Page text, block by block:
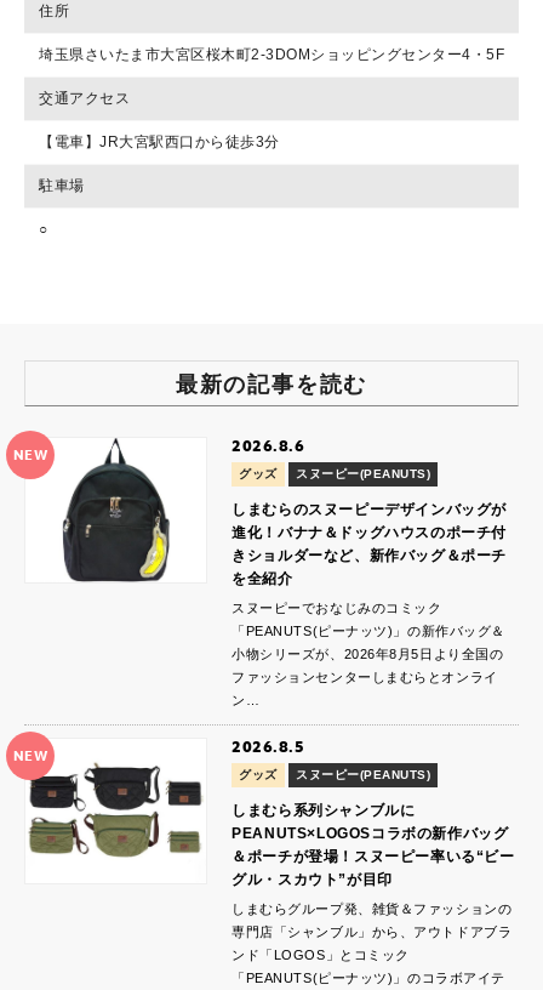
住所
埼玉県さいたま市大宮区桜木町2-3DOMショッピングセンター4・5F
交通アクセス
【電車】JR大宮駅西口から徒歩3分
駐車場
○
最新の記事を読む
NEW 2026.8.6
グッズ スヌーピー(PEANUTS)
しまむらのスヌーピーデザインバッグが
進化！バナナ＆ドッグハウスのポーチ付
きショルダーなど、新作バッグ＆ポーチ
を全紹介
スヌーピーでおなじみのコミック
「PEANUTS(ピーナッツ)」の新作バッグ＆
小物シリーズが、2026年8月5日より全国の
ファッションセンターしまむらとオンライ
ン…
NEW 2026.8.5
グッズ スヌーピー(PEANUTS)
しまむら系列シャンブルに
PEANUTS×LOGOSコラボの新作バッグ
＆ポーチが登場！スヌーピー率いる“ビー
グル・スカウト”が目印
しまむらグループ発、雑貨＆ファッションの
専門店「シャンブル」から、アウトドアブラ
ンド「LOGOS」とコミック
「PEANUTS(ピーナッツ)」のコラボアイテ